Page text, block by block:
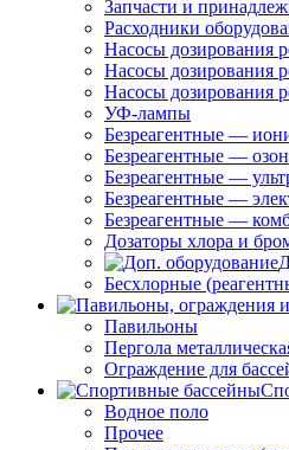
Запчасти и
Расходники
Насосы дозирования
Насосы дозирования
Насосы дозирования
УФ-лампы
Безреагентные —
Безреагентные —
Безреагентные —
Безреагентные —
Безреагентные —
Дозаторы хлора и
Бесхлорные
Павильоны
Пергола
Ограждение для
Водное поло
Прочее